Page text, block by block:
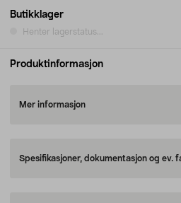
Butikklager
Henter lagerstatus...
Produktinformasjon
Mer informasjon
Spesifikasjoner, dokumentasjon og ev.